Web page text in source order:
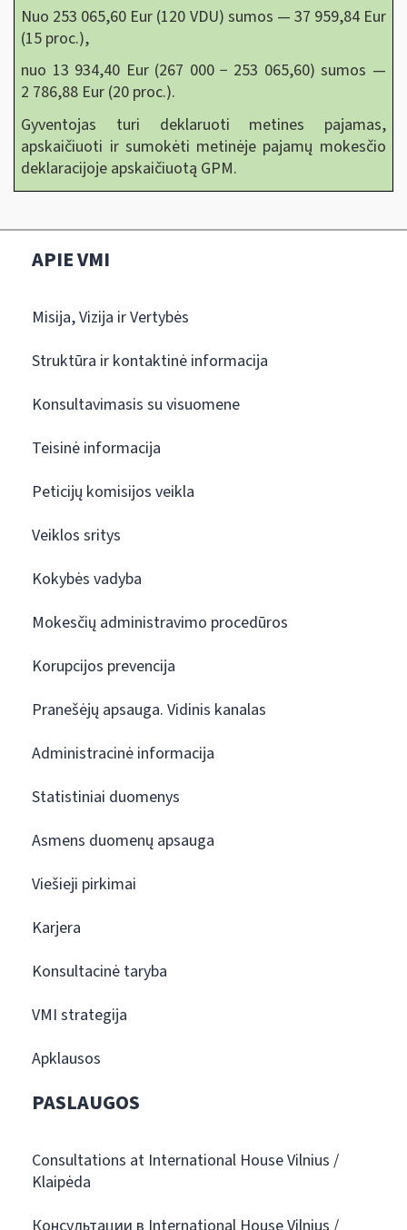
Nuo 253 065,60 Eur (120 VDU) sumos — 37 959,84 Eur
(15 proc.),
nuo 13 934,40 Eur (267 000 − 253 065,60) sumos —
2 786,88 Eur (20 proc.).
Gyventojas turi deklaruoti metines pajamas,
apskaičiuoti ir sumokėti metinėje pajamų mokesčio
deklaracijoje apskaičiuotą GPM.
APIE VMI
Misija, Vizija ir Vertybės
Struktūra ir kontaktinė informacija
Konsultavimasis su visuomene
Teisinė informacija
Peticijų komisijos veikla
Veiklos sritys
Kokybės vadyba
Mokesčių administravimo procedūros
Korupcijos prevencija
Pranešėjų apsauga. Vidinis kanalas
Administracinė informacija
Statistiniai duomenys
Asmens duomenų apsauga
Viešieji pirkimai
Karjera
Konsultacinė taryba
VMI strategija
Apklausos
PASLAUGOS
Consultations at International House Vilnius /
Klaipėda